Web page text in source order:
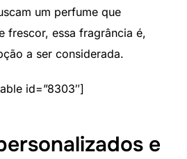
um perfume que
frescor, essa fragrância é,
a ser considerada.
id=”8303″]
e